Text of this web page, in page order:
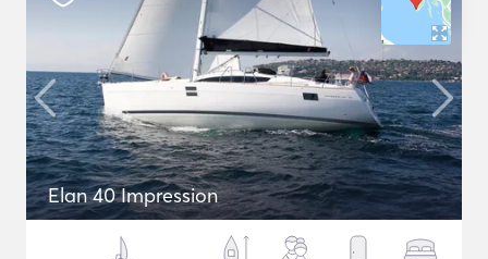
Elan 40 Impression